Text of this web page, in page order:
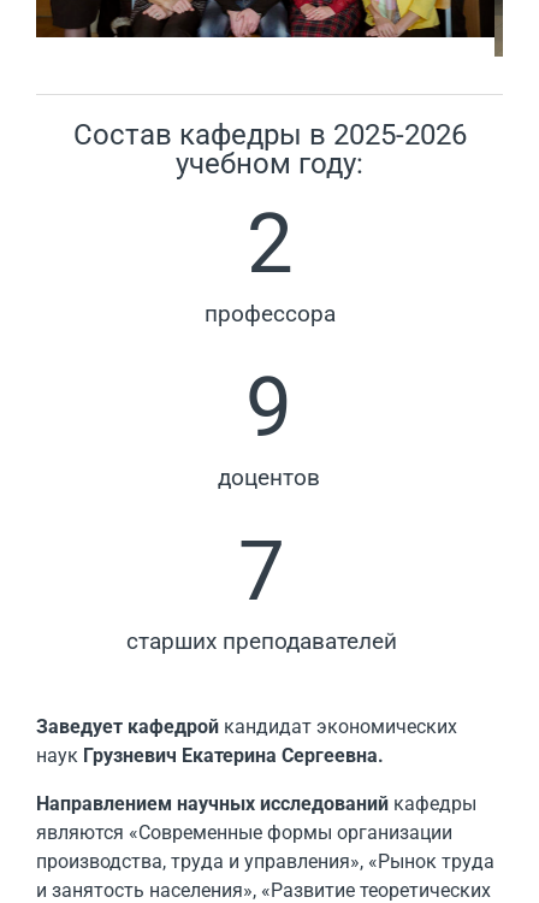
Состав кафедры в 2025-2026
учебном году:
профессора
2
доцентов
9
старших преподавателей
7
Заведует кафедрой кандидат экономических
наук Грузневич Екатерина Сергеевна.
Направлением научных исследований кафедры
являются «Современные формы организации
производства, труда и управления», «Рынок труда
и занятость населения», «Развитие теоретических